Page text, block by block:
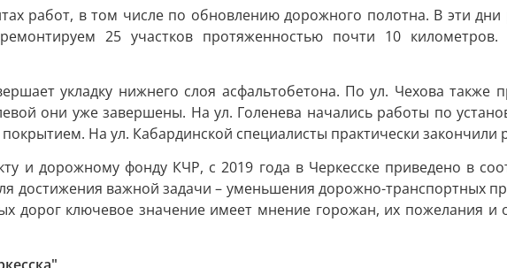
работ, в том числе по обновлению дорожного полотна. В эти дни
25 участков протяженностью почти 10
укладку нижнего слоя асфальтобетона. По ул. Чехова также
они уже завершены. На ул. Голенева начались работы по
На ул. Кабардинской специалисты практически закончили
и дорожному фонду КЧР, с 2019 года в Черкесске приведено в
достижения важной задачи – уменьшения дорожно-транспортных
ключевое значение имеет мнение горожан, их пожелания и